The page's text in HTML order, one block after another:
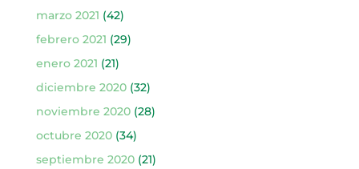
marzo 2021 (42)
febrero 2021 (29)
enero 2021 (21)
diciembre 2020(32)
noviembre 2020(28)
octubre 2020(34)
septiembre 2020(21)